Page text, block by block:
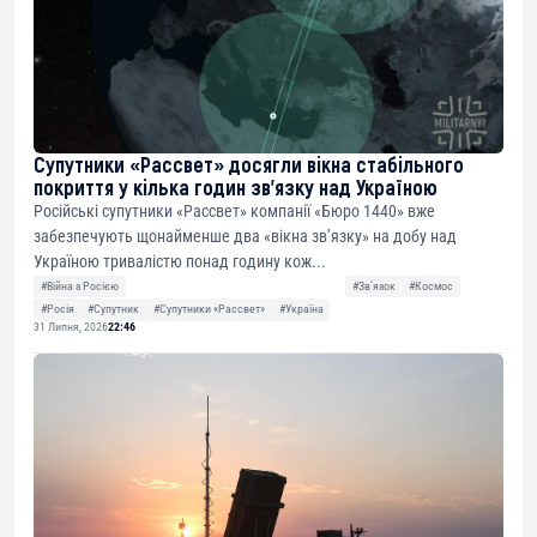
Супутники «Рассвет» досягли вікна стабільного
покриття у кілька годин зв’язку над Україною
Російські супутники «Рассвет» компанії «Бюро 1440» вже
забезпечують щонайменше два «вікна зв’язку» на добу над
Україною тривалістю понад годину кож...
#Війна з Росією #Звʼязок
#Космос
#Росія
#Супутник #Супутники «Рассвет»
#Україна
31 Липня, 202622:46